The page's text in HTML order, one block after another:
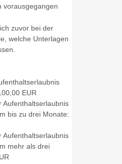
vorausgegangen
zuvor bei der
welche Unterlagen
EUR
Aufenthaltserlaubnis
bis zu drei Monate:
Aufenthaltserlaubnis
mehr als drei